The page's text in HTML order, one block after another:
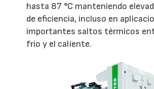
hasta 87 °C manteniendo
de eficiencia, incluso en
importantes saltos térmicos
frío y el caliente.